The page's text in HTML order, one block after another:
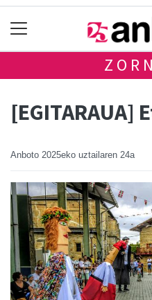
[EGITARAUA]
Anboto 2025eko uztailaren 24a